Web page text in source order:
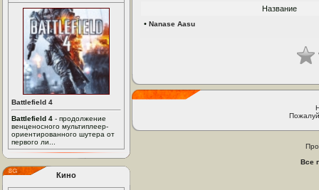
Battlefield 4
Battlefield 4 - продолжение
венценосного мультиплеер-
ориентированного шутера от
первого ли...
Кино
Название
• Nanase Aasu
Все